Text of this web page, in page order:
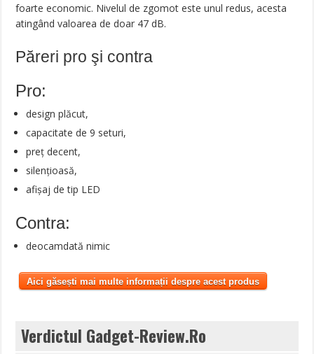
foarte economic. Nivelul de zgomot este unul redus, acesta
atingând valoarea de doar 47 dB.
Păreri pro şi contra
Pro:
design plăcut,
capacitate de 9 seturi,
preț decent,
silențioasă,
afișaj de tip LED
Contra:
deocamdată nimic
Aici găsești mai multe informații despre acest produs
Verdictul Gadget-Review.Ro